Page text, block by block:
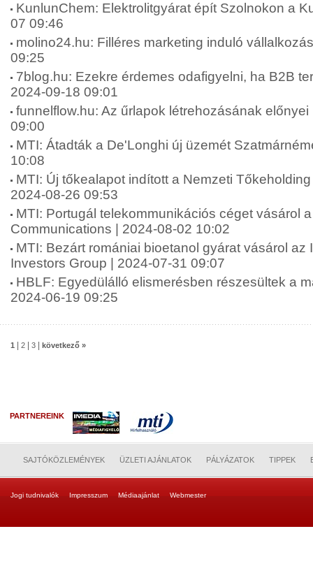
KunlunChem: Elektrolitgyárat épít Szolnokon a
07 09:46
molino24.hu: Filléres marketing induló
09:25
7blog.hu: Ezekre érdemes odafigyelni, ha B2B
2024-09-18 09:01
funnelflow.hu: Az űrlapok létrehozásának
09:00
MTI: Átadták a De'Longhi új üzemét
10:08
MTI: Új tőkealapot indított a Nemzeti
2024-08-26 09:53
MTI: Portugál telekommunikációs céget vásárol
Communications | 2024-08-02 10:02
MTI: Bezárt romániai bioetanol gyárat vásárol az
Investors Group | 2024-07-31 09:07
HBLF: Egyedülálló elismerésben részesültek a
2024-06-19 09:25
1 2 3 következő »
PARTNEREINK
SAJTÓKÖZLEMÉNYEK ÜZLETI AJÁNLATOK PÁLYÁZATOK TIPPEK
Jogi tudnivalók Impresszum Médiaajánlat Webmester